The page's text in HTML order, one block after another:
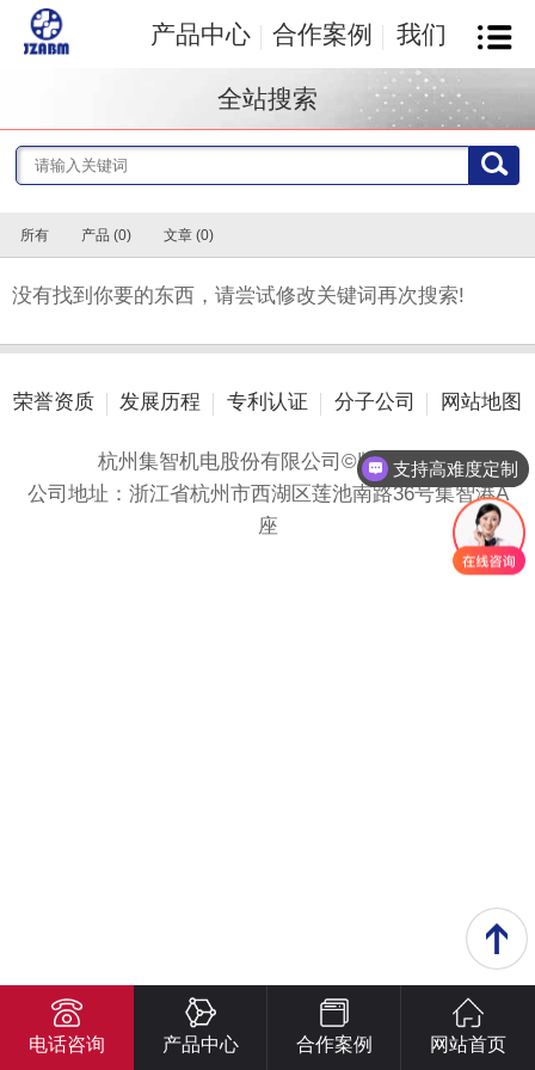
产品中心 合作案例 我们
全站搜索
所有 产品 (0) 文章 (0)
没有找到你要的东西，请尝试修改关键词再次搜索!
荣誉资质 发展历程 专利认证 分子公司 网站地图
杭州集智机电股份有限公司©版权所有
公司地址：浙江省杭州市西湖区莲池南路36号集智港A
座
电话咨询 产品中心 合作案例 网站首页
支持高难度定制